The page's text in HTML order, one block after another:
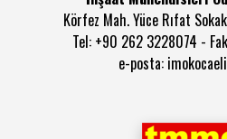
Körfez Mah. Yüce Rıfat
Tel: +90 262 3228074 -
e-posta: